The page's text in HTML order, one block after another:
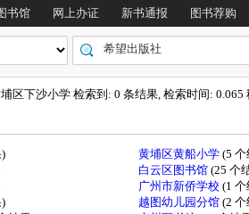
书馆 网上办证 新书通报 图书荐购
区下沙小学 检索到: 0 条结果, 检索时间: 0.065
黄埔区黄船小学 (5
白云区图书馆 (25 个
广州市新侨学校 (1
越图幼儿园分馆 (2